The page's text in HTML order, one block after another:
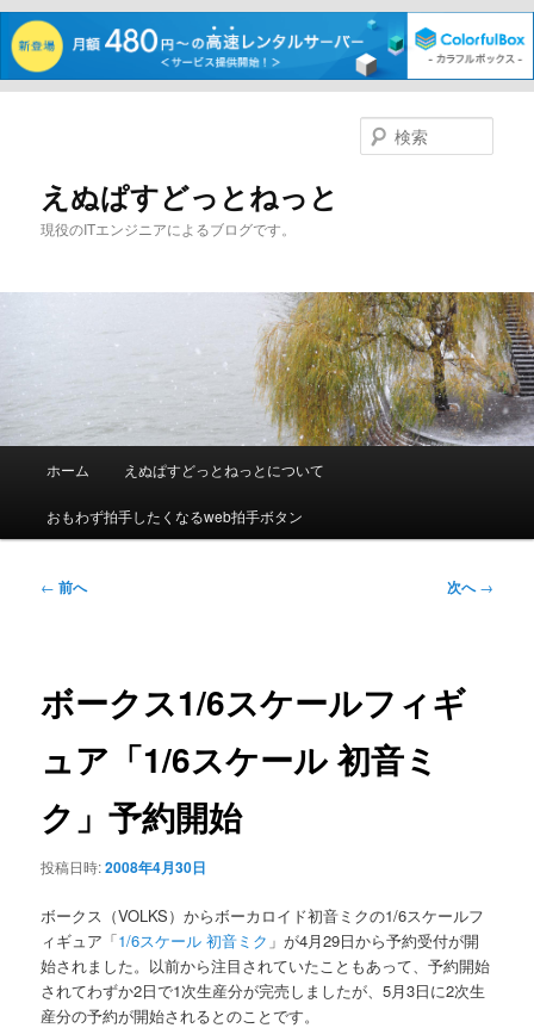
えぬぱすどっとねっと
現役のITエンジニアによるブログです。
索
メ
ホーム えぬぱすどっとねっとについて
おもわず拍手したくなるweb拍手ボタン
投
ー
ョ
← 前へ 次へ→
ボークス1/6スケールフィギ
ュア「1/6スケール 初音ミ
ク」予約開始
投稿日時:2008年4月30日
ボークス（VOLKS）からボーカロイド初音ミクの1/6スケールフ
ィギュア「1/6スケール 初音ミク 」が4月29日から予約受付が開
始されました。以前から注目されていたこともあって、予約開始
されてわずか2日で1次生産分が完売しましたが、5月3日に2次生
産分の予約が開始されるとのことです。